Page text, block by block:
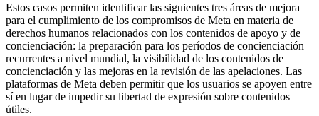
Estos casos permiten identificar las siguientes tres áreas de mejora
para el cumplimiento de los compromisos de Meta en materia de
derechos humanos relacionados con los contenidos de apoyo y de
concienciación: la preparación para los períodos de concienciación
recurrentes a nivel mundial, la visibilidad de los contenidos de
concienciación y las mejoras en la revisión de las apelaciones. Las
plataformas de Meta deben permitir que los usuarios se apoyen entre
sí en lugar de impedir su libertad de expresión sobre contenidos
útiles.